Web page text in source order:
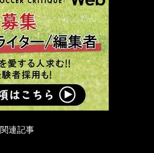
関連記事